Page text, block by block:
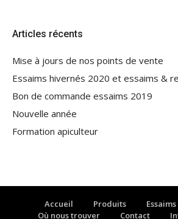
Articles récents
Mise à jours de nos points de vente
Essaims hivernés 2020 et essaims &
Bon de commande essaims 2019
Nouvelle année
Formation apiculteur
Accueil Produits
Où nous trouver
Contact